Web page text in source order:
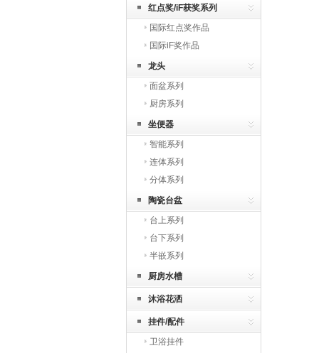
红点奖/iF获奖系列
国际红点奖作品
国际iF奖作品
龙头
面盆系列
厨房系列
坐便器
智能系列
连体系列
分体系列
陶瓷台盆
台上系列
台下系列
半嵌系列
厨房水槽
沐浴花洒
挂件/配件
卫浴挂件